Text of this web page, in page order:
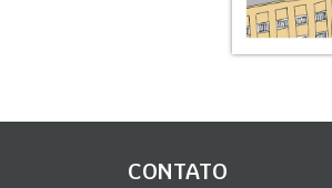
CONTATO